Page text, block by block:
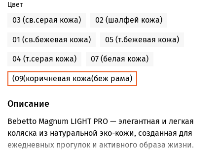
Цвет
03 (св.серая кожа) 02 (шалфей кожа)
01 (св.бежевая кожа) 05 (т.бежевая кожа)
04 (т.серая кожа) 07 (белая кожа)
(09(коричневая кожа(беж рама)
Описание
Bebetto Magnum LIGHT PRO — элегантная и легкая
коляска из натуральной эко-кожи, созданная для
ежедневных прогулок и активного образа жизни.